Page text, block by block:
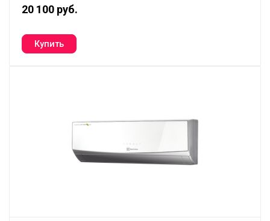
20 100 руб.